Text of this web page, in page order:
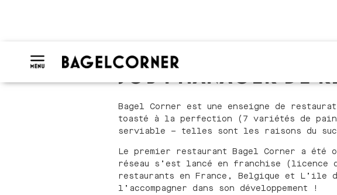
JOB : MANAGER DE
Bagel Corner est une enseigne de
toasté à la perfection (7 variétés de
serviable – telles sont les raisons du
Le premier restaurant Bagel Corner a
réseau s’est lancé en franchise (licence
restaurants en France, Belgique et L’ile
l’accompagner dans son développement !